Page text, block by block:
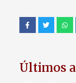
Últimos